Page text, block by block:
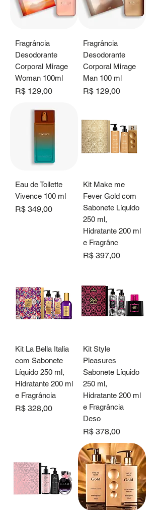
Fragrância
Desodorante
Corporal Mirage
Woman 100ml
Preço
R$ 129,00
Fragrância
Desodorante
Corporal Mirage
Man 100 ml
Preço
R$ 129,00
Eau de Toilette
Vivence 100 ml
Preço
R$ 349,00
Kit Make me
Fever Gold com
Sabonete Líquido
250 ml,
Hidratante 200 ml
e Fragrânc
Preço
R$ 397,00
Kit La Bella Italia
com Sabonete
Líquido 250 ml,
Hidratante 200 ml
e Fragrância
Preço
R$ 328,00
Kit Style
Pleasures
Sabonete Líquido
250 ml,
Hidratante 200 ml
e Fragrância
Deso
Preço
R$ 378,00